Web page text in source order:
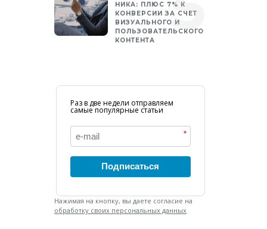
НИКА: ПЛЮС 7% К
КОНВЕРСИИ ЗА СЧЕТ
ВИЗУАЛЬНОГО И
ПОЛЬЗОВАТЕЛЬСКОГО
КОНТЕНТА
Раз в две недели отправляем
самые популярные статьи
*
Подписаться
Нажимая на кнопку, вы даете согласие на
обработку своих персональных данных